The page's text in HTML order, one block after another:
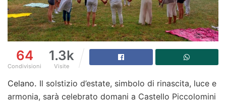
64
Condivisioni
1.3k
Visite
Celano. Il solstizio d’estate, simbolo di rinascita, luce e
armonia, sarà celebrato domani a Castello Piccolomini